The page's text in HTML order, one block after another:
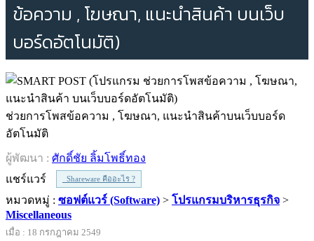
ข้อความ , โฆษณา, แนะนำสินค้า บนเว็บ
บอร์ดอัตโนมัติ)
ช่วยการโพสข้อความ , โฆษณา, แนะนำสินค้าบนเว็บบอร์ด
อัตโนมัติ
ผู้พัฒนา : ศักดิ์ชัย ลิ้มโพธิ์ทอง
แชร์แวร์
Shareware คืออะไร ?
หมวดหมู่ : ซอฟต์แวร์ (Software) > โปรแกรมบริหารธุรกิจ >
Miscellaneous
เมื่อ : 18 กรกฎาคม 2549